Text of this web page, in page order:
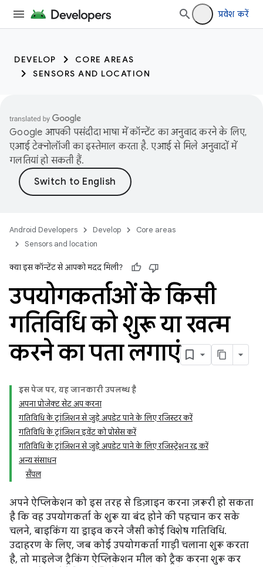
प्रवेश करें
DEVELOP
CORE AREAS
SENSORS AND LOCATION
Google आपकी पसंदीदा भाषा में कॉन्टेंट का अनुवाद करने के लिए,
एआई टेक्नोलॉजी का इस्तेमाल करता है. एआई से मिले अनुवादों में
गलतियां हो सकती हैं.
Android Developers Develop
Core areas
Sensors and location
क्या इस कॉन्टेंट से आपको मदद मिली?
उपयोगकर्ताओं के किसी
गतिविधि को शुरू या खत्म
करने का पता लगाएं
इस पेज पर, यह जानकारी उपलब्ध है
अपना प्रोजेक्ट सेट अप करना
गतिविधि के ट्रांज़िशन से जुड़े अपडेट पाने के लिए रजिस्टर करें
गतिविधि के ट्रांज़िशन इवेंट को प्रोसेस करें
गतिविधि के ट्रांज़िशन से जुड़े अपडेट पाने के लिए रजिस्ट्रेशन रद्द करें
अन्य संसाधन
सैंपल
अपने ऐप्लिकेशन को इस तरह से डिज़ाइन करना ज़रूरी हो सकता
है कि वह उपयोगकर्ता के शुरू या बंद होने की पहचान कर सके
चलने, बाइकिंग या ड्राइव करने जैसी कोई विशेष गतिविधि.
उदाहरण के लिए, जब कोई उपयोगकर्ता गाड़ी चलाना शुरू करता
है, तो माइलेज ट्रैकिंग ऐप्लिकेशन मील को ट्रैक करना शुरू कर